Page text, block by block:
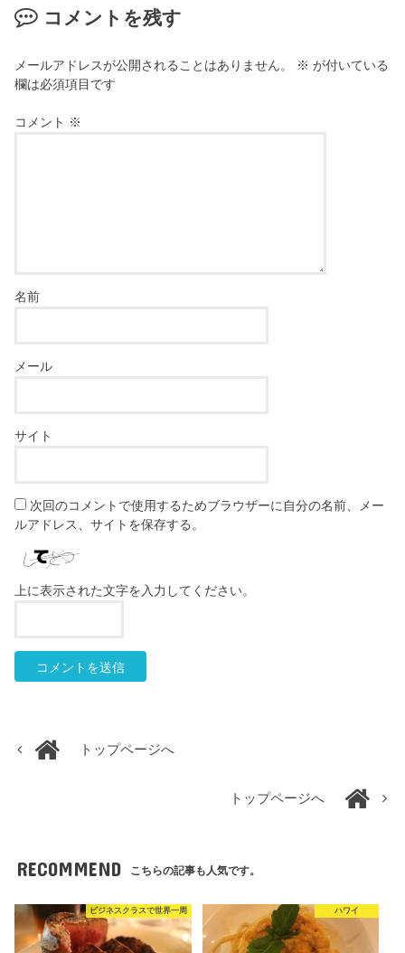
コメントを残す
メールアドレスが公開されることはありません。 ※ が付いている
欄は必須項目です
コメント ※
名前
メール
サイト
次回のコメントで使用するためブラウザーに自分の名前、メー
ルアドレス、サイトを保存する。
上に表示された文字を入力してください。
トップページへ
トップページへ
RECOMMEND こちらの記事も人気です。
ビジネスクラスで世界一周 ハワイ